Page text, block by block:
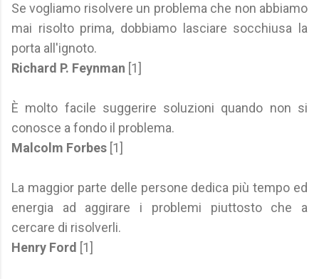
Se vogliamo risolvere un problema che non abbiamo
mai risolto prima, dobbiamo lasciare socchiusa la
porta all'ignoto.
Richard P. Feynman [1]
È molto facile suggerire soluzioni quando non si
conosce a fondo il problema.
Malcolm Forbes [1]
La maggior parte delle persone dedica più tempo ed
energia ad aggirare i problemi piuttosto che a
cercare di risolverli.
Henry Ford [1]